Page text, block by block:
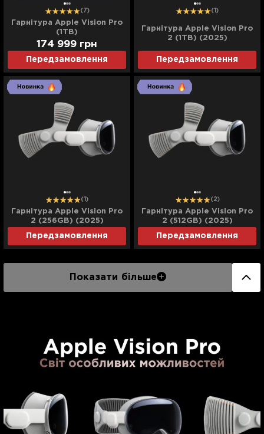
(7)
Гарнітура Apple Vision Pro
(1TB)
Передзамовлення
174 999 грн
(1)
Гарнітура Apple Vision Pro
2 (1TB) (2025)
Передзамовлення
(1)
Гарнітура Apple Vision Pro
2 (256GB) (2025)
Передзамовлення
(2)
Гарнітура Apple Vision Pro
2 (512GB) (2025)
Передзамовлення
Показати більше